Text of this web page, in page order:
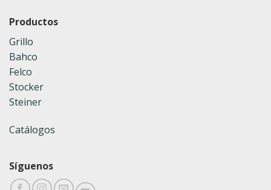
Productos
Grillo
Bahco
Felco
Stocker
Steiner
Catálogos
Síguenos